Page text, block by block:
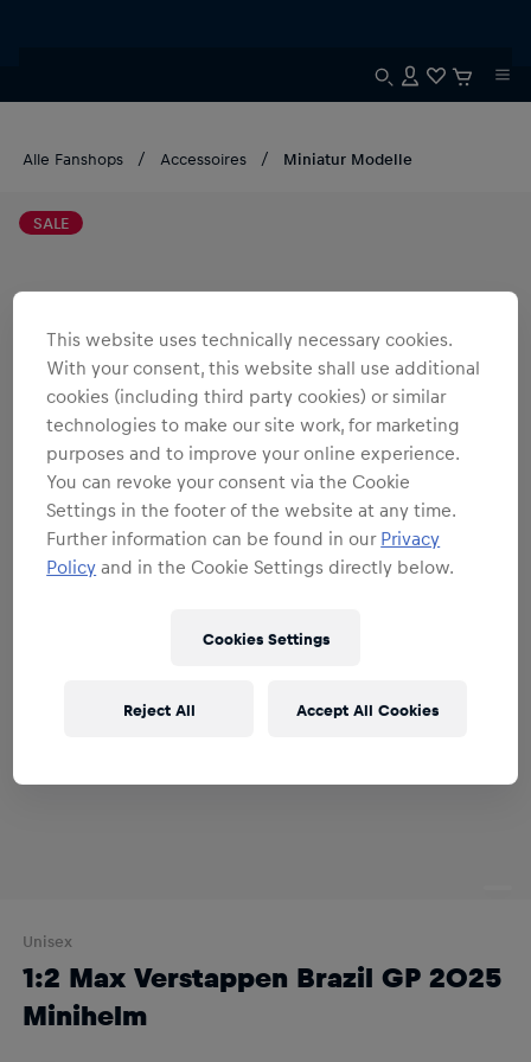
Alle Fanshops Accessoires Miniatur Modelle
SALE
Unisex
1:2 Max Verstappen Brazil GP 2025
Minihelm
This website uses technically necessary cookies.
With your consent, this website shall use additional
cookies (including third party cookies) or similar
technologies to make our site work, for marketing
purposes and to improve your online experience.
You can revoke your consent via the Cookie
Settings in the footer of the website at any time.
Further information can be found in our Privacy
Policy and in the Cookie Settings directly below.
Cookies Settings
Reject All Accept All Cookies